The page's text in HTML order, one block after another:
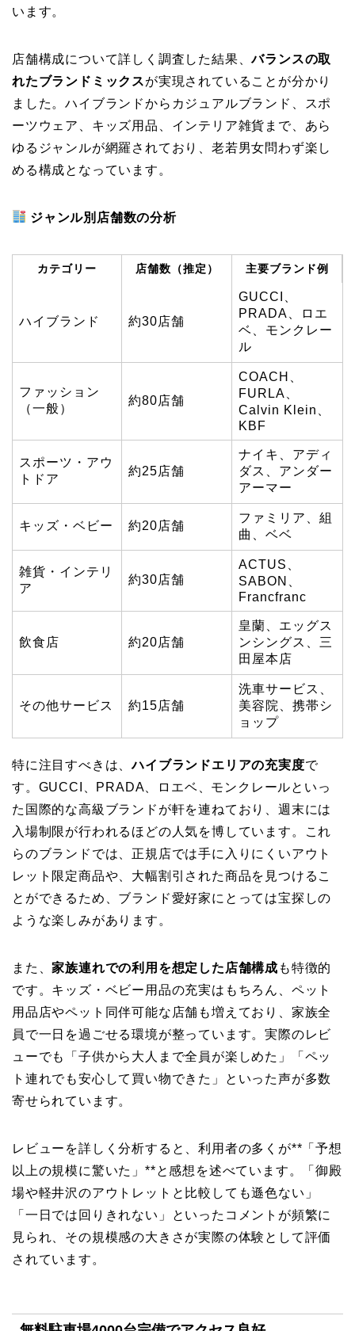
います。
店舗構成について詳しく調査した結果、バランスの取
れたブランドミックスが実現されていることが分かり
ました。ハイブランドからカジュアルブランド、スポ
ーツウェア、キッズ用品、インテリア雑貨まで、あら
ゆるジャンルが網羅されており、老若男女問わず楽し
める構成となっています。
ジャンル別店舗数の分析
カテゴリー 店舗数（推定） 主要ブランド例
ハイブランド 約30店舗
GUCCI、
PRADA、ロエ
ベ、モンクレー
ル
ファッション
（一般）
約80店舗
COACH、
FURLA、
Calvin Klein、
KBF
スポーツ・アウ
トドア
約25店舗
ナイキ、アディ
ダス、アンダー
アーマー
キッズ・ベビー 約20店舗
ファミリア、組
曲、ベベ
雑貨・インテリ
ア
約30店舗
ACTUS、
SABON、
Francfranc
飲食店 約20店舗
皇蘭、エッグス
ンシングス、三
田屋本店
その他サービス 約15店舗
洗車サービス、
美容院、携帯シ
ョップ
特に注目すべきは、ハイブランドエリアの充実度で
す。GUCCI、PRADA、ロエベ、モンクレールといっ
た国際的な高級ブランドが軒を連ねており、週末には
入場制限が行われるほどの人気を博しています。これ
らのブランドでは、正規店では手に入りにくいアウト
レット限定商品や、大幅割引された商品を見つけるこ
とができるため、ブランド愛好家にとっては宝探しの
ような楽しみがあります。
また、家族連れでの利用を想定した店舗構成 も特徴的
です。キッズ・ベビー用品の充実はもちろん、ペット
用品店やペット同伴可能な店舗も増えており、家族全
員で一日を過ごせる環境が整っています。実際のレビ
ューでも「子供から大人まで全員が楽しめた」「ペッ
ト連れでも安心して買い物できた」といった声が多数
寄せられています。
レビューを詳しく分析すると、利用者の多くが**「予想
以上の規模に驚いた」**と感想を述べています。「御殿
場や軽井沢のアウトレットと比較しても遜色ない」
「一日では回りきれない」といったコメントが頻繁に
見られ、その規模感の大きさが実際の体験として評価
されています。